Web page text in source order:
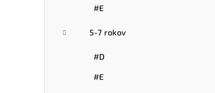
#E
5-7 rokov
#D
#E